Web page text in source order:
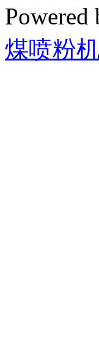
Powered
煤喷粉机